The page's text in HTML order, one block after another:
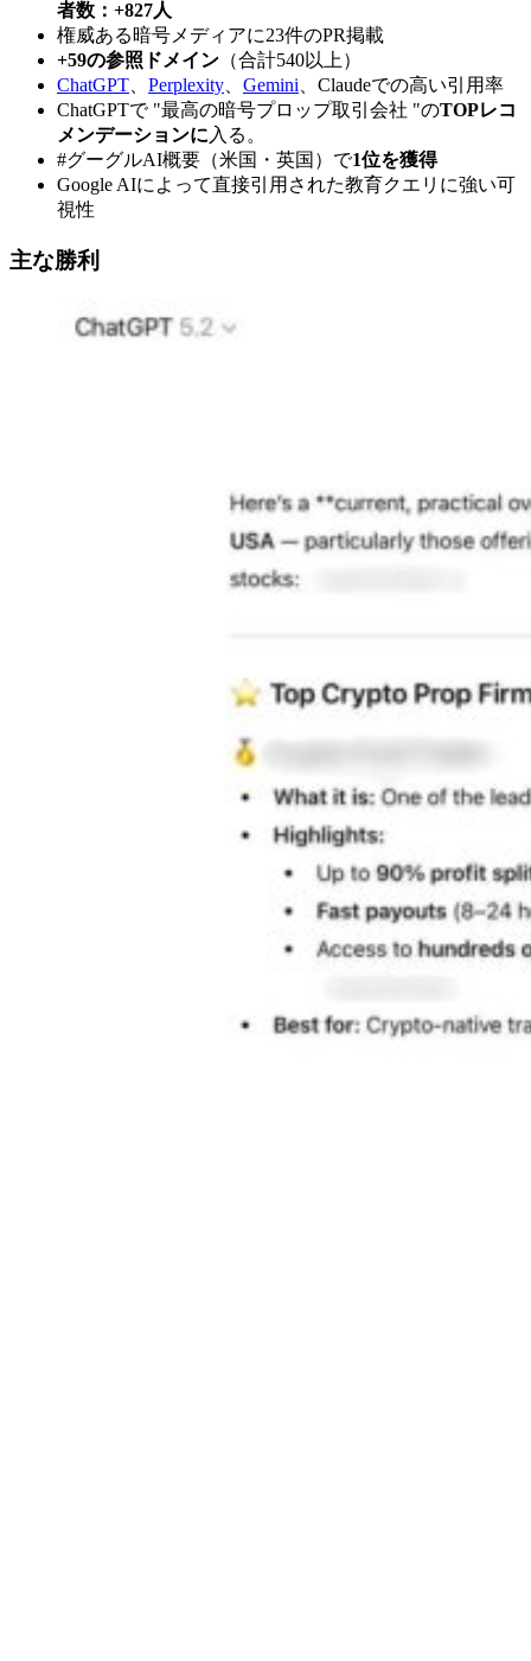
者数：+827人
権威ある暗号メディアに23件のPR掲載
+59の参照ドメイン （合計540以上）
ChatGPT
Perplexity Gemini 、Claudeでの高い引用率
ChatGPTで "最高の暗号プロップ取引会社 "のTOPレコ
メンデーションに 入る。
#グーグルAI概要（米国・英国）で1位を獲得
Google AIによって直接引用された教育クエリに強い可
視性
主な勝利